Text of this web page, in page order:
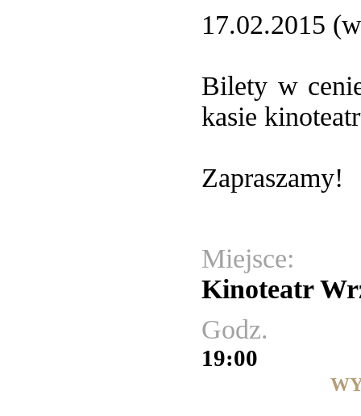
17.02.2015
Bilety w
kasie
Zapraszamy!
Miejsce:
Kinoteatr
Godz.
19:00